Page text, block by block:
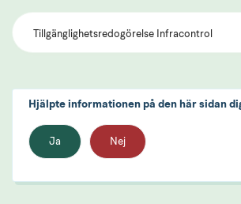
Tillgänglighetsredogörelse Infracontrol
Hjälpte informationen på den här sidan
Ja Nej